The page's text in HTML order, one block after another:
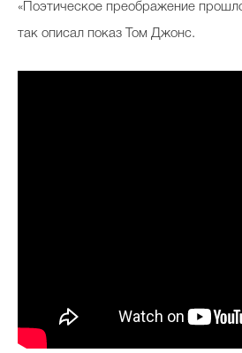
«Поэтическое преображение
так описал показ Том Джонс.